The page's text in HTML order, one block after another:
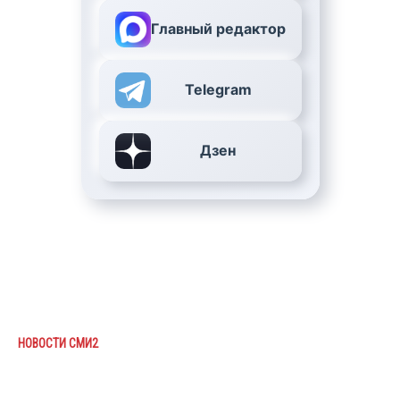
Главный редактор
Telegram
Дзен
НОВОСТИ СМИ2